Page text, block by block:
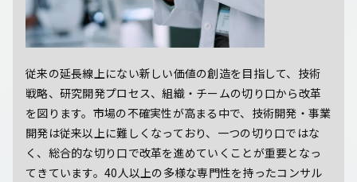
従来の延長線上にない新しい価値の創造を目指して、技術
戦略、研究開発プロセス、組織・チームの切り口から改革
を図ります。市場の不確実性が高まる中で、技術開発・事業
開発は従来以上に難しくなっており、一つの切り口ではな
く、総合的な切り口で改革を進めていくことが重要となっ
てきています。40人以上の多様な専門性を持ったコンサル